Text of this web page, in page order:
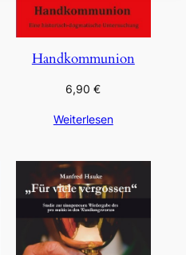
Handkommunion
6,90€
Weiterlesen